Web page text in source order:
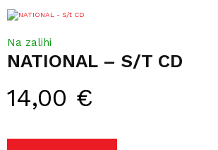
NATIONAL – S/T CD
14,00 €
Na zalihi